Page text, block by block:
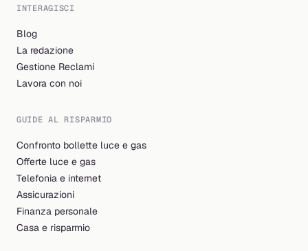
INTERAGISCI
Blog
La redazione
Gestione Reclami
Lavora con noi
GUIDE AL RISPARMIO
Confronto bollette luce e gas
Offerte luce e gas
Telefonia e internet
Assicurazioni
Finanza personale
Casa e risparmio